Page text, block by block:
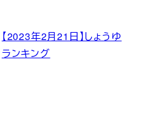
【2023年2月21日】しょうゆ
ランキング